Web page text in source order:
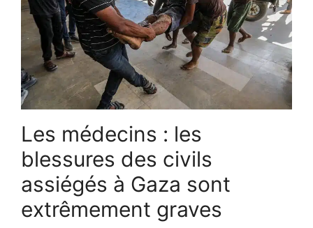
Les médecins : les
blessures des civils
assiégés à Gaza sont
extrêmement graves